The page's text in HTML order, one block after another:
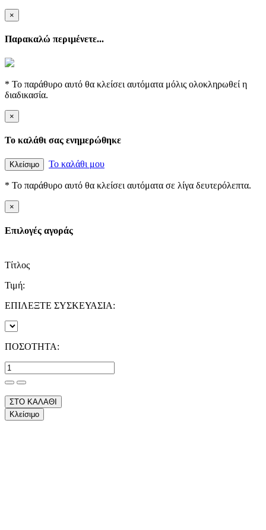
×
Παρακαλώ περιμένετε...
* Το παράθυρο αυτό θα κλείσει αυτόματα μόλις ολοκληρωθεί η
διαδικασία.
×
Το καλάθι σας ενημερώθηκε
Κλείσιμο Το καλάθι μου
* Το παράθυρο αυτό θα κλείσει αυτόματα σε λίγα δευτερόλεπτα.
×
Επιλογές αγοράς
Τίτλος
Τιμή:
ΕΠΙΛΕΞΤΕ ΣΥΣΚΕΥΑΣΙΑ:
ΠΟΣΟΤΗΤΑ:
ΣΤΟ ΚΑΛΑΘΙ
Κλείσιμο